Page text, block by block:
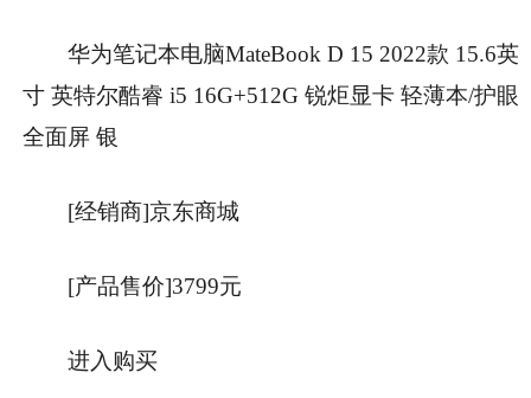
华为笔记本电脑MateBook D 15 2022款 15.6英
寸 英特尔酷睿 i5 16G+512G 锐炬显卡 轻薄本/护眼
全面屏 银
[经销商]京东商城
[产品售价]3799元
进入购买